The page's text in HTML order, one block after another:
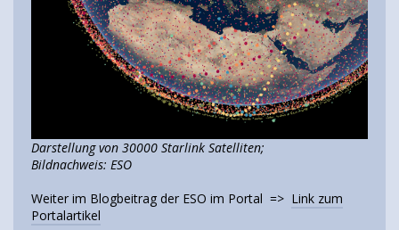
Darstellung von 30000 Starlink Satelliten;
Bildnachweis: ESO
Weiter im Blogbeitrag der ESO im Portal => Link zum
Portalartikel